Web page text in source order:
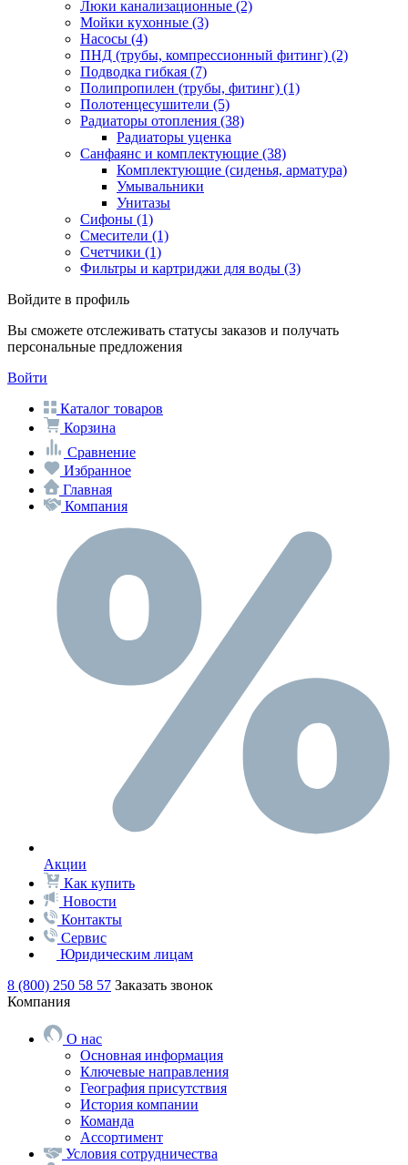
Люки канализационные (2)
Мойки кухонные (3)
Насосы (4)
ПНД (трубы, компрессионный фитинг) (2)
Подводка гибкая (7)
Полипропилен (трубы, фитинг) (1)
Полотенцесушители (5)
Радиаторы отопления (38)
Радиаторы уценка
Санфаянс и комплектующие (38)
Комплектующие (сиденья, арматура)
Умывальники
Унитазы
Сифоны (1)
Смесители (1)
Счетчики (1)
Фильтры и картриджи для воды (3)
Войдите в профиль
Вы сможете отслеживать статусы заказов и получать
персональные предложения
Войти
Каталог товаров
Корзина
Сравнение
Избранное
Главная
Компания
Акции
Как купить
Новости
Контакты
Сервис
Юридическим лицам
8 (800) 250 58 57 Заказать звонок
Компания
О нас
Основная информация
Ключевые направления
География присутствия
История компании
Команда
Ассортимент
Условия сотрудничества